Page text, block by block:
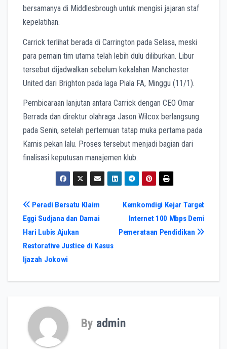
bersamanya di Middlesbrough untuk mengisi jajaran staf
kepelatihan.
Carrick terlihat berada di Carrington pada Selasa, meski
para pemain tim utama telah lebih dulu diliburkan. Libur
tersebut dijadwalkan sebelum kekalahan Manchester
United dari Brighton pada laga Piala FA, Minggu (11/1).
Pembicaraan lanjutan antara Carrick dengan CEO Omar
Berrada dan direktur olahraga Jason Wilcox berlangsung
pada Senin, setelah pertemuan tatap muka pertama pada
Kamis pekan lalu. Proses tersebut menjadi bagian dari
finalisasi keputusan manajemen klub.
Navigasi
pos
Kemkomdigi Kejar Target
Internet 100 Mbps Demi
Pemerataan Pendidikan
Peradi Bersatu Klaim
Eggi Sudjana dan Damai
Hari Lubis Ajukan
Restorative Justice di Kasus
Ijazah Jokowi
By admin